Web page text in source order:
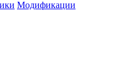
Модификации